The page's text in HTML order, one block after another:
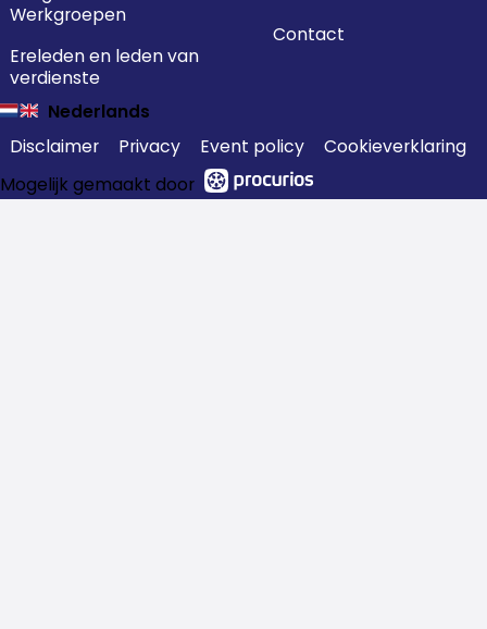
Werkgroepen
Ereleden en leden van
verdienste
Contact
Nederlands
Disclaimer
Privacy Event policy
Cookieverklaring
Mogelijk gemaakt door